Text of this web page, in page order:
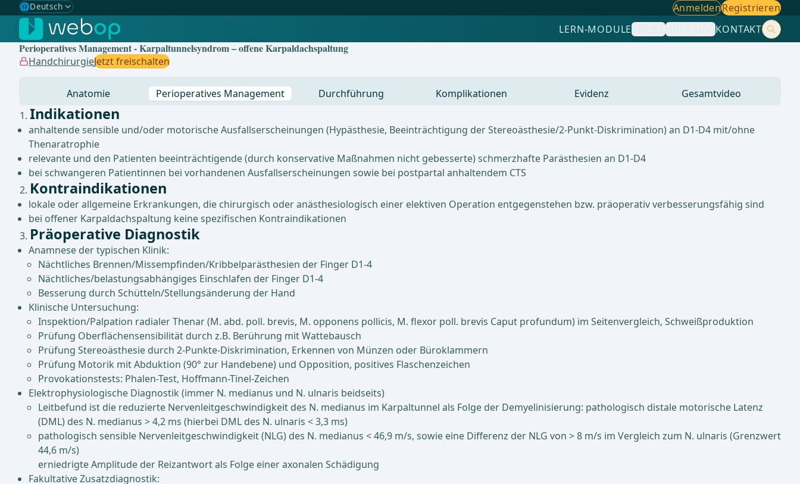
🌐Deutsch
Gewählte Sprache: Deutsch
🇩🇪 Deutsch ✓
🇬🇧English
Brasilianisch
AnmeldenRegistrieren
LERN-MODULEPREISEÜBER UNSKONTAKT
Perioperatives Management - Karpaltunnelsyndrom – offene Karpaldachspaltung
HandchirurgieJetzt freischalten
Anatomie Perioperatives Management Durchführung Komplikationen Evidenz Gesamtvideo
Indikationen
anhaltende sensible und/oder motorische Ausfallserscheinungen (Hypästhesie, Beeinträchtigung der Stereoästhesie/2-Punkt-Diskrimination) an D1-D4 mit/ohne
Thenaratrophie
relevante und den Patienten beeinträchtigende (durch konservative Maßnahmen nicht gebesserte) schmerzhafte Parästhesien an D1-D4
bei schwangeren Patientinnen bei vorhandenen Ausfallserscheinungen sowie bei postpartal anhaltendem CTS
Kontraindikationen
lokale oder allgemeine Erkrankungen, die chirurgisch oder anästhesiologisch einer elektiven Operation entgegenstehen bzw. präoperativ verbesserungsfähig sind
bei offener Karpaldachspaltung keine spezifischen Kontraindikationen
Präoperative Diagnostik
Anamnese der typischen Klinik:
Nächtliches Brennen/Missempfinden/Kribbelparästhesien der Finger D1-4
Nächtliches/belastungsabhängiges Einschlafen der Finger D1-4
Besserung durch Schütteln/Stellungsänderung der Hand
Klinische Untersuchung:
Inspektion/Palpation radialer Thenar (M. abd. poll. brevis, M. opponens pollicis, M. flexor poll. brevis Caput profundum) im Seitenvergleich, Schweißproduktion
Prüfung Oberflächensensibilität durch z.B. Berührung mit Wattebausch
Prüfung Stereoästhesie durch 2-Punkte-Diskrimination, Erkennen von Münzen oder Büroklammern
Prüfung Motorik mit Abduktion (90° zur Handebene) und Opposition, positives Flaschenzeichen
Provokationstests: Phalen-Test, Hoffmann-Tinel-Zeichen
Elektrophysiologische Diagnostik (immer N. medianus und N. ulnaris beidseits)
Leitbefund ist die reduzierte Nervenleitgeschwindigkeit des N. medianus im Karpaltunnel als Folge der Demyelinisierung: pathologisch distale motorische Latenz
(DML) des N. medianus > 4,2 ms (hierbei DML des N. ulnaris < 3,3 ms)
pathologisch sensible Nervenleitgeschwindigkeit (NLG) des N. medianus < 46,9 m/s, sowie eine Differenz der NLG von > 8 m/s im Vergleich zum N. ulnaris (Grenzwert
44,6 m/s)
erniedrigte Amplitude der Reizantwort als Folge einer axonalen Schädigung
Fakultative Zusatzdiagnostik: